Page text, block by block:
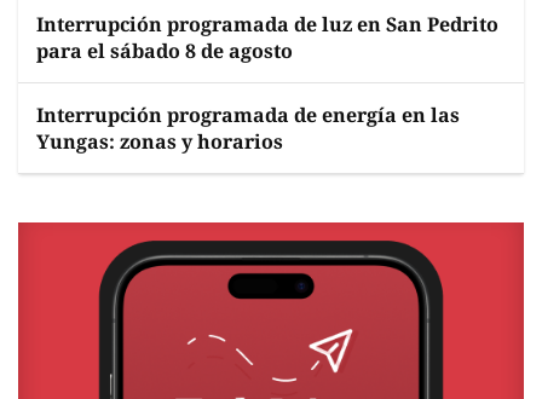
Interrupción programada de luz en San Pedrito
para el sábado 8 de agosto
Interrupción programada de energía en las
Yungas: zonas y horarios